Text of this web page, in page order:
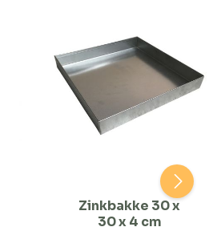
Zinkbakke 30 x
30 x 4 cm